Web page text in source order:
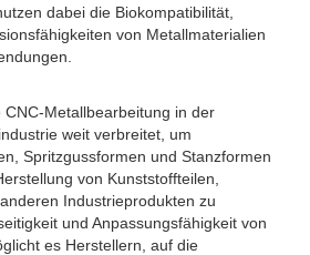
dabei die Biokompatibilität,
von Metallmaterialien
Metallbearbeitung in der
weit verbreitet, um
Spritzgussformen und Stanzformen
von Kunststoffteilen,
Industrieprodukten zu
und Anpassungsfähigkeit von
es Herstellern, auf die